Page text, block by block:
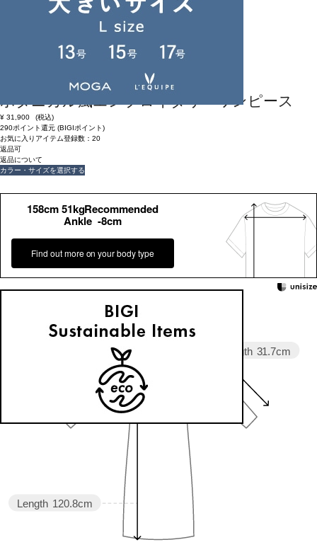
congés payés
ボタニカル風エンブロイダリーワンピース
¥ 31,900
(税込)
290ポイント還元 (BIGIポイント)
お気に入りアイテム登録数： 20
返品可
返品について
カラー・サイズを選択する
158cm 51kgRecommended
Ankle -8cm
Find out more on your body type
Sleeve length 31.7cm
Length 120.8cm